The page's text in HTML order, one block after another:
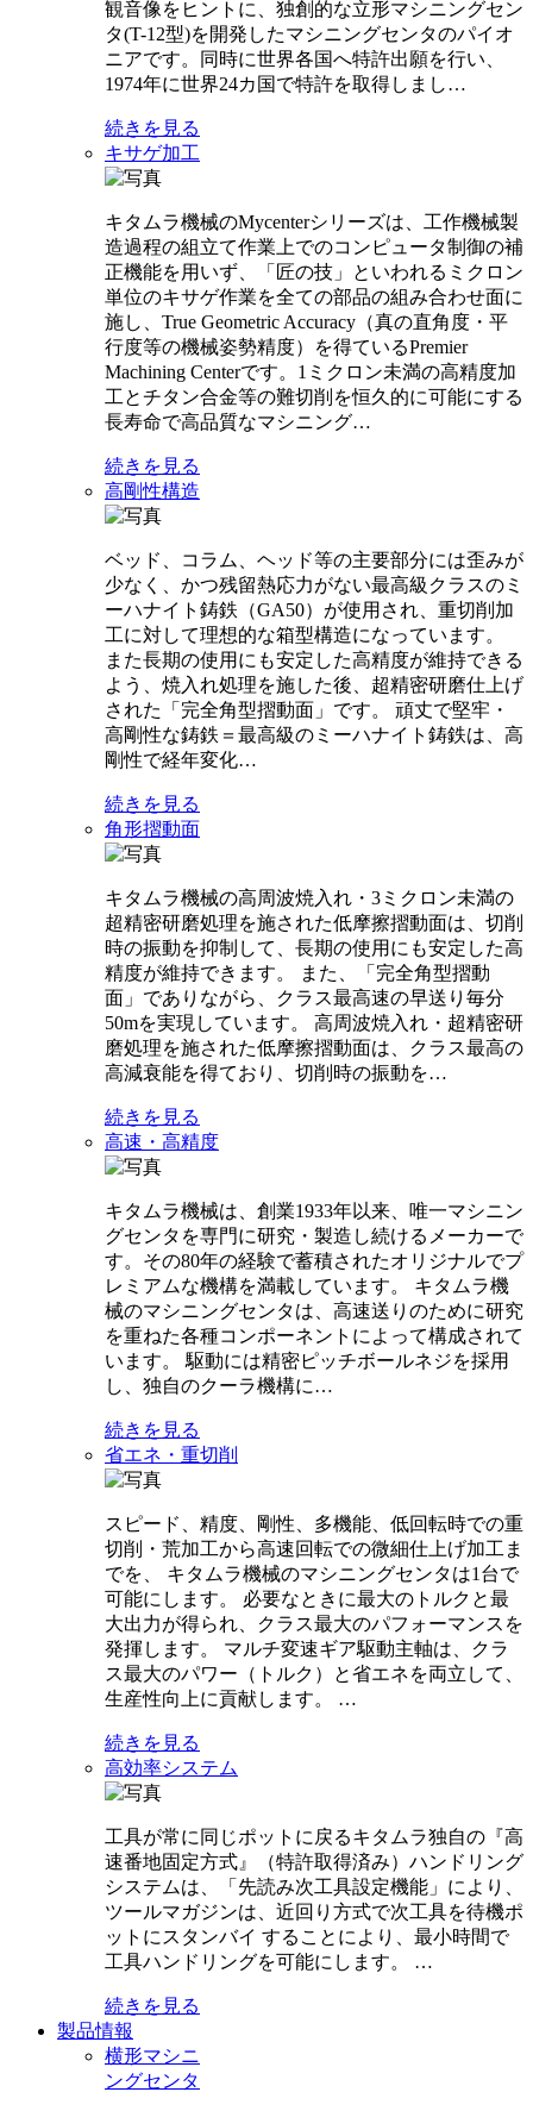
観音像をヒントに、独創的な立形マシニングセン
タ(T-12型)を開発したマシニングセンタのパイオ
ニアです。同時に世界各国へ特許出願を行い、
1974年に世界24カ国で特許を取得しまし…
続きを見る
キサゲ加工
キタムラ機械のMycenterシリーズは、工作機械製
造過程の組立て作業上でのコンピュータ制御の補
正機能を用いず、「匠の技」といわれるミクロン
単位のキサゲ作業を全ての部品の組み合わせ面に
施し、True Geometric Accuracy（真の直角度・平
行度等の機械姿勢精度）を得ているPremier
Machining Centerです。1ミクロン未満の高精度加
工とチタン合金等の難切削を恒久的に可能にする
長寿命で高品質なマシニング…
続きを見る
高剛性構造
ベッド、コラム、ヘッド等の主要部分には歪みが
少なく、かつ残留熱応力がない最高級クラスのミ
ーハナイト鋳鉄（GA50）が使用され、重切削加
工に対して理想的な箱型構造になっています。
また長期の使用にも安定した高精度が維持できる
よう、焼入れ処理を施した後、超精密研磨仕上げ
された「完全角型摺動面」です。 頑丈で堅牢・
高剛性な鋳鉄＝最高級のミーハナイト鋳鉄は、高
剛性で経年変化…
続きを見る
角形摺動面
キタムラ機械の高周波焼入れ・3ミクロン未満の
超精密研磨処理を施された低摩擦摺動面は、切削
時の振動を抑制して、長期の使用にも安定した高
精度が維持できます。 また、「完全角型摺動
面」でありながら、クラス最高速の早送り毎分
50mを実現しています。 高周波焼入れ・超精密研
磨処理を施された低摩擦摺動面は、クラス最高の
高減衰能を得ており、切削時の振動を…
続きを見る
高速・高精度
キタムラ機械は、創業1933年以来、唯一マシニン
グセンタを専門に研究・製造し続けるメーカーで
す。その80年の経験で蓄積されたオリジナルでプ
レミアムな機構を満載しています。 キタムラ機
械のマシニングセンタは、高速送りのために研究
を重ねた各種コンポーネントによって構成されて
います。 駆動には精密ピッチボールネジを採用
し、独自のクーラ機構に…
続きを見る
省エネ・重切削
スピード、精度、剛性、多機能、低回転時での重
切削・荒加工から高速回転での微細仕上げ加工ま
でを、 キタムラ機械のマシニングセンタは1台で
可能にします。 必要なときに最大のトルクと最
大出力が得られ、クラス最大のパフォーマンスを
発揮します。 マルチ変速ギア駆動主軸は、クラ
ス最大のパワー（トルク）と省エネを両立して、
生産性向上に貢献します。 …
続きを見る
高効率システム
工具が常に同じポットに戻るキタムラ独自の『高
速番地固定方式』（特許取得済み）ハンドリング
システムは、「先読み次工具設定機能」により、
ツールマガジンは、近回り方式で次工具を待機ポ
ットにスタンバイ することにより、最小時間で
工具ハンドリングを可能にします。 …
続きを見る
製品情報
横形マシニ
ングセンタ